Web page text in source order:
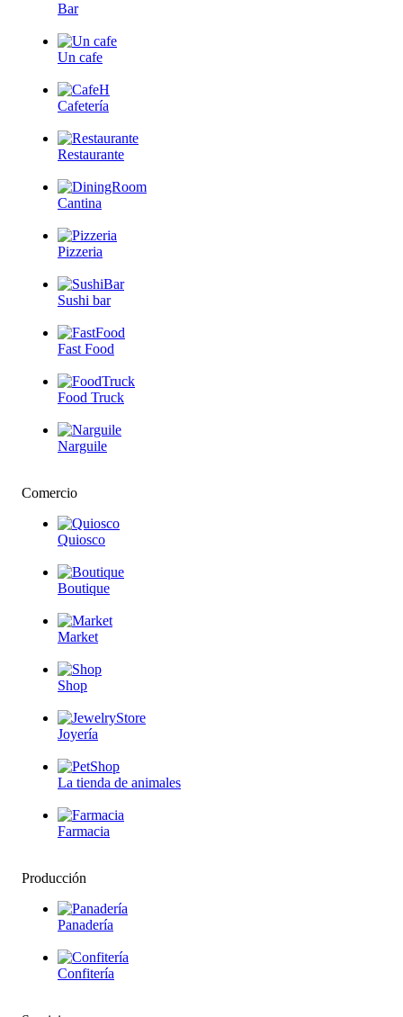
Bar
Un cafe
Cafetería
Restaurante
Cantina
Pizzeria
Sushi bar
Fast Food
Food Truck
Narguile
Comercio
Quiosco
Boutique
Market
Shop
Joyería
La tienda de animales
Farmacia
Producción
Panadería
Confitería